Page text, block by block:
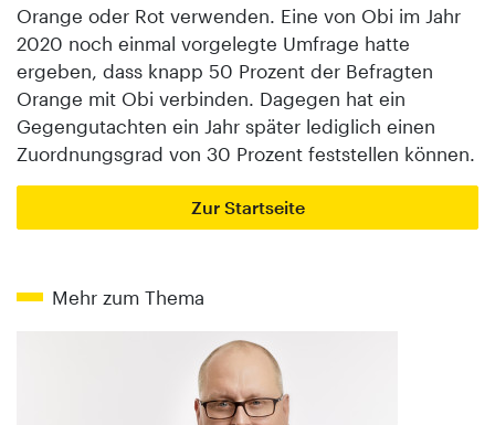
Orange oder Rot verwenden. Eine von Obi im Jahr
2020 noch einmal vorgelegte Umfrage hatte
ergeben, dass knapp 50 Prozent der Befragten
Orange mit Obi verbinden. Dagegen hat ein
Gegengutachten ein Jahr später lediglich einen
Zuordnungsgrad von 30 Prozent feststellen können.
Zur Startseite
Mehr zum Thema